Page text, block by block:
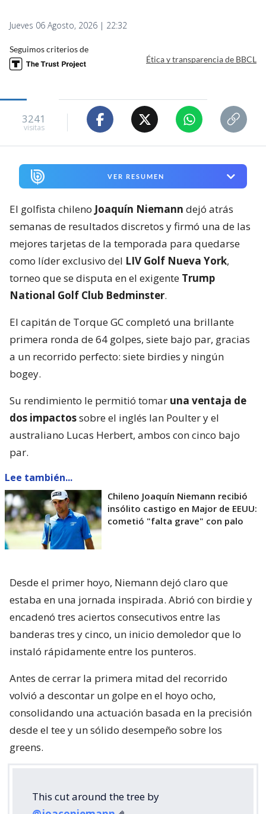
Jueves 06 Agosto, 2026 | 22:32
Seguimos criterios de
Ética y transparencia de BBCL
3241
visitas
VER RESUMEN
El golfista chileno Joaquín Niemann dejó atrás
semanas de resultados discretos y firmó una de las
mejores tarjetas de la temporada para quedarse
como líder exclusivo del LIV Golf Nueva York,
torneo que se disputa en el exigente Trump
National Golf Club Bedminster.
El capitán de Torque GC completó una brillante
primera ronda de 64 golpes, siete bajo par, gracias
a un recorrido perfecto: siete birdies y ningún
bogey.
Su rendimiento le permitió tomar una ventaja de
dos impactossobre el inglés Ian Poulter y el
australiano Lucas Herbert, ambos con cinco bajo
par.
Lee también...
Chileno Joaquín Niemann recibió
insólito castigo en Major de EEUU:
cometió "falta grave" con palo
Desde el primer hoyo, Niemann dejó claro que
estaba en una jornada inspirada. Abrió con birdie y
encadenó tres aciertos consecutivos entre las
banderas tres y cinco, un inicio demoledor que lo
instaló rápidamente entre los punteros.
Antes de cerrar la primera mitad del recorrido
volvió a descontar un golpe en el hoyo ocho,
consolidando una actuación basada en la precisión
desde el tee y un sólido desempeño sobre los
greens.
This cut around the tree by